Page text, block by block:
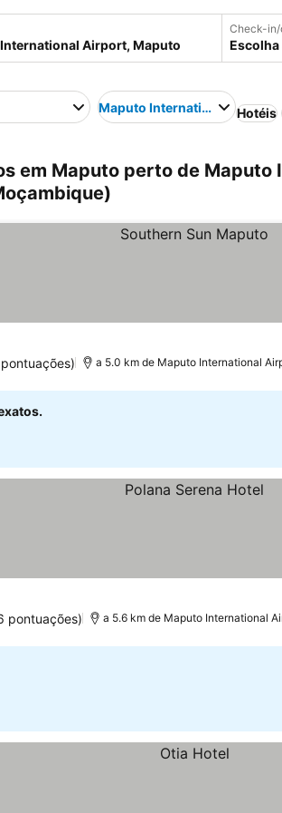
Check-
Escolha
Maputo International Airport
Hotéis
em Maputo perto de
a 5.0 km de Maputo International
pontuações) a 5.6 km de Maputo International